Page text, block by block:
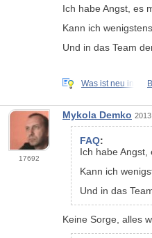
Ich habe Angst, es
Kann ich
Und in das Team
Was ist neu in
17692
Mykola Demko
FAQ:
Ich habe
Kann ich
Und in das
Keine Sorge, alles